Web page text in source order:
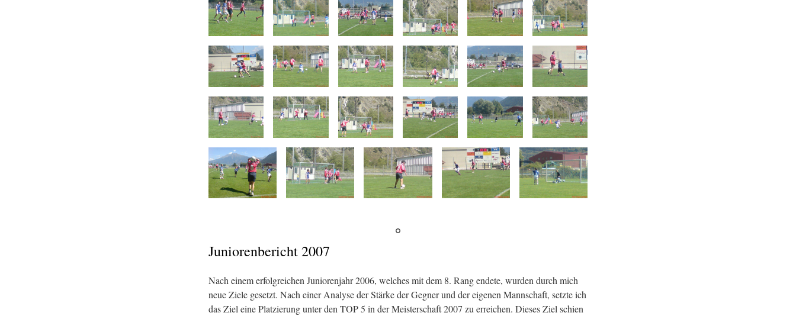
Juniorenbericht 2007
Nach einem erfolgreichen Juniorenjahr 2006, welches mit dem 8. Rang endete, wurden durch mich
neue Ziele gesetzt. Nach einer Analyse der Stärke der Gegner und der eigenen Mannschaft, setzte ich
das Ziel eine Platzierung unter den TOP 5 in der Meisterschaft 2007 zu erreichen. Dieses Ziel schien